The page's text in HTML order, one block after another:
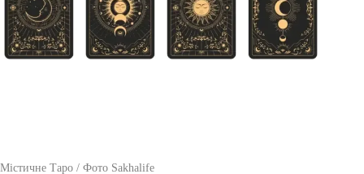
Містичне Таро / Фото Sakhalife